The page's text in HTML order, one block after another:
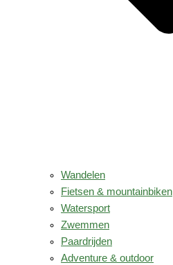
Wandelen
Fietsen & mountainbiken
Watersport
Zwemmen
Paardrijden
Adventure & outdoor